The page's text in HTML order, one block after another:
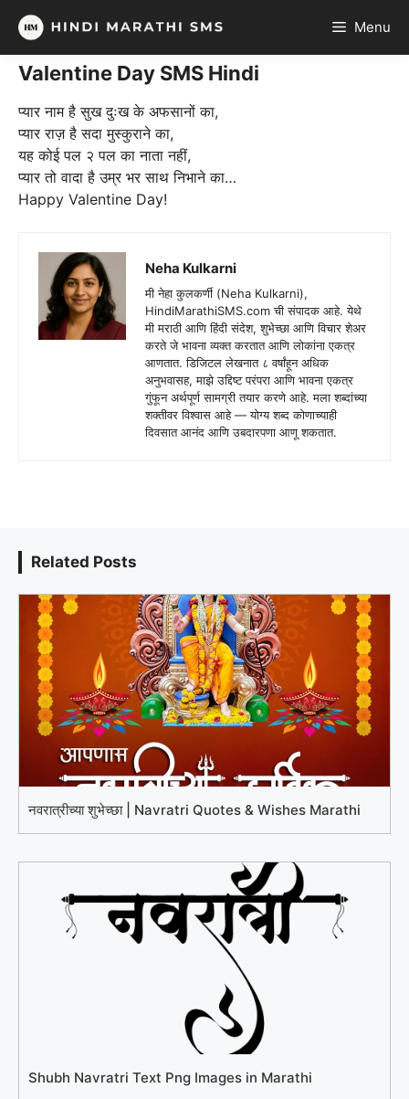
Skip
content
Menu
Valentine Day SMS Hindi
प्यार नाम है सुख दुःख के अफसानों का,
प्यार राज़ है सदा मुस्कुराने का,
यह कोई पल २ पल का नाता नहीं,
प्यार तो वादा है उम्र भर साथ निभाने का…
Happy Valentine Day!
Neha Kulkarni
मी नेहा कुलकर्णी (Neha Kulkarni),
HindiMarathiSMS.com ची संपादक आहे. येथे
मी मराठी आणि हिंदी संदेश, शुभेच्छा आणि विचार शेअर
करते जे भावना व्यक्त करतात आणि लोकांना एकत्र
आणतात. डिजिटल लेखनात ८ वर्षांहून अधिक
अनुभवासह, माझे उद्दिष्ट परंपरा आणि भावना एकत्र
गुंफून अर्थपूर्ण सामग्री तयार करणे आहे. मला शब्दांच्या
शक्तीवर विश्वास आहे — योग्य शब्द कोणाच्याही
दिवसात आनंद आणि उबदारपणा आणू शकतात.
Related Posts
नवरात्रीच्या शुभेच्छा | Navratri Quotes & Wishes Marathi
Shubh Navratri Text Png Images in Marathi